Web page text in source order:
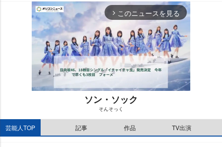
arrow_forward_ios このニュースを見る
M
t
ソン・ソック
そんそっく
芸能人TOP 記事 作品 TV出演